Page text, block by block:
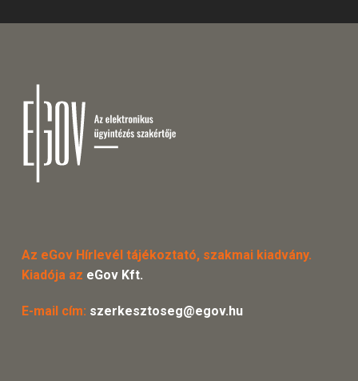
Az eGov Hírlevél tájékoztató, szakmai kiadvány.
Kiadója az eGov Kft.
E-mail cím: szerkesztoseg@egov.hu